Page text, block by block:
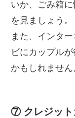
いか、ごみ箱
を見ましょう。
また、インタ
ビにカップル
かもしれません
⑦ クレジット